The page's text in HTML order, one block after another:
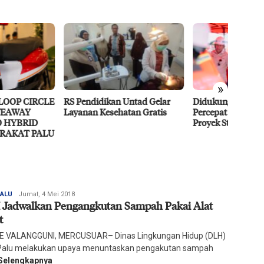
»
Untad Gelar
Kesehatan Gratis
Didukung MIND ID, PT Vale
Percepat Pengembangan
Proyek Strategis IGP Pomalaa
Harian
Mercusuar
Jumat, 4 Mei 2018
Pengangkutan Sampah Pakai Alat
VALANGGUNI, MERCUSUAR– Dinas Lingkungan Hidup (DLH)
melakukan upaya menuntaskan pengakutan sampah